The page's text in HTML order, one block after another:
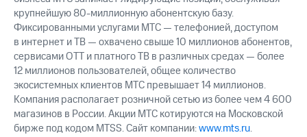
крупнейшую 80-миллионную абонентскую базу.
Фиксированными услугами МТС — телефонией, доступом
в интернет и ТВ — охвачено свыше 10 миллионов абонентов,
сервисами OTT и платного ТВ в различных средах — более
12 миллионов пользователей, общее количество
экосистемных клиентов МТС превышает 14 миллионов.
Компания располагает розничной сетью из более чем 4 600
магазинов в России. Акции МТС котируются на Московской
бирже под кодом MTSS. Сайт компании:www.mts.ru.